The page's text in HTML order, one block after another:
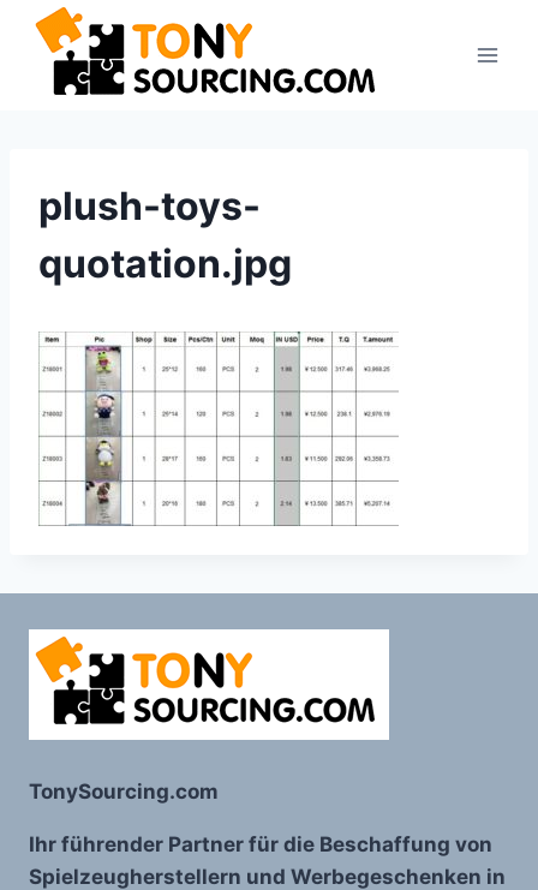
Zum
Inhalt
springen
plush-toys-
quotation.jpg
TonySourcing.com
Ihr führender Partner für die Beschaffung von
Spielzeugherstellern und Werbegeschenken in